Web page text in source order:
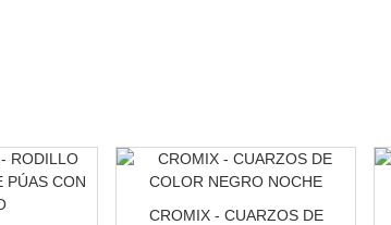
CROMIX - CUARZOS DE